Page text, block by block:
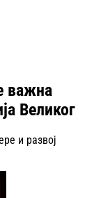
важна
Великог
и развој